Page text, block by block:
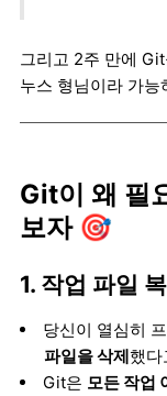
그리고 2주 만에
누스 형님이라 가능
Git이 왜 필
보자 🎯
1. 작업 파일
당신이 열심히
파일을 삭제했다
Git은 모든 작업